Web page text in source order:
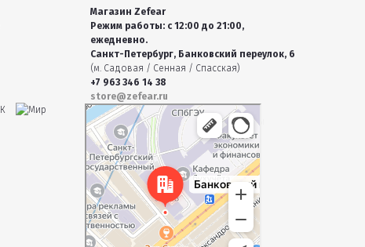
Магазин Zefear
Режим работы: с 12:00 до 21:00,
ежедневно.
Санкт-Петербург, Банковский переулок, 6
(м. Садовая / Сенная / Спасская)
+7 963 346 14 38
store@zefear.ru
Санкт‑Петербург
Банковский переулок, 6 — Яндекс Карты